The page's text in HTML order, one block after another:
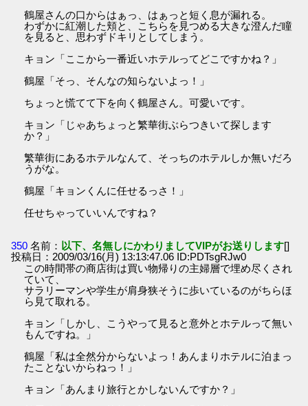
鶴屋さんの口からはぁっ、はぁっと短く息が漏れる。
わずかに紅潮した頬と、こちらを見つめる大きな澄んだ瞳
を見ると、思わずドキリとしてしまう。
キョン「ここから一番近いホテルってどこですかね？」
鶴屋「そっ、そんなの知らないよっ！」
ちょっと慌てて下を向く鶴屋さん。可愛いです。
キョン「じゃあちょっと繁華街ぶらつきいて探します
か？」
繁華街にあるホテルなんて、そっちのホテルしか無いだろ
うがな。
鶴屋「キョンくんに任せるっさ！」
任せちゃっていいんですね？
350 名前： 以下、名無しにかわりましてVIPがお送りします[]
投稿日：2009/03/16(月) 13:13:47.06 ID:PDTsgRJw0
この時間帯の商店街は買い物帰りの主婦層で埋め尽くされ
ていて、
サラリーマンや学生が肩身狭そうに歩いているのがちらほ
ら見て取れる。
キョン「しかし、こうやって見ると意外とホテルって無い
もんですね。」
鶴屋「私は全然分からないよっ！あんまりホテルに泊まっ
たことないからねっ！」
キョン「あんまり旅行とかしないんですか？」